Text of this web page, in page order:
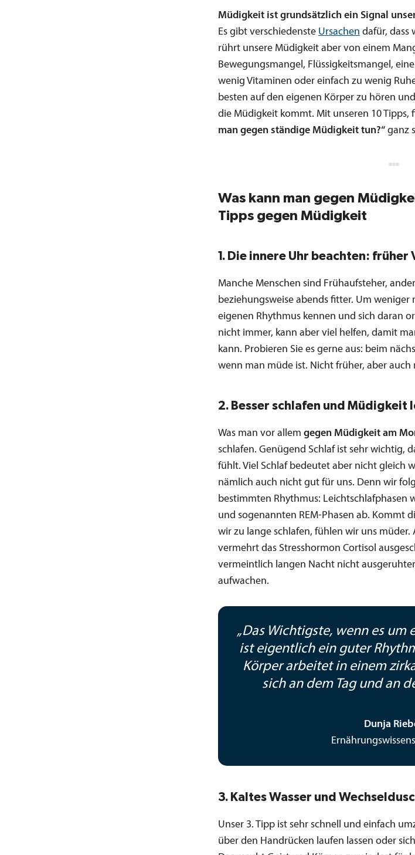
Müdigkeit ist grundsätzlich ein Signal
Es gibt verschiedenste Ursachen dafür, dass
rührt unsere Müdigkeit aber von einem
Bewegungsmangel, Flüssigkeitsmangel,
wenig Vitaminen oder einfach zu wenig
besten auf den eigenen Körper zu hören
die Müdigkeit kommt. Mit unseren 10 Tipps,
man gegen ständige Müdigkeit tun?“ ganz
Was kann man gegen
Tipps gegen Müdigkeit
1. Die innere Uhr beachten: früher
Manche Menschen sind Frühaufsteher,
beziehungsweise abends fitter. Um weniger
eigenen Rhythmus kennen und sich daran
nicht immer, kann aber viel helfen, damit
kann. Probieren Sie es gerne aus: beim
wenn man müde ist. Nicht früher, aber auch
2. Besser schlafen und Müdigkeit
Was man vor allem gegen Müdigkeit am
schlafen. Genügend Schlaf ist sehr wichtig,
fühlt. Viel Schlaf bedeutet aber nicht gleich
nämlich auch nicht gut für uns. Denn wir
bestimmten Rhythmus: Leichtschlafphasen
und sogenannten REM-Phasen ab. Kommt
wir zu lange schlafen, fühlen wir uns
vermehrt das Stresshormon Cortisol
vermeintlich langen Nacht nicht
aufwachen.
„Das Wichtigste, wenn es um
ist eigentlich ein guter
Körper arbeitet in einem
sich an dem Tag und an
Dunja
3. Kaltes Wasser und
Unser 3. Tipp ist sehr schnell und einfach
über den Handrücken laufen lassen oder